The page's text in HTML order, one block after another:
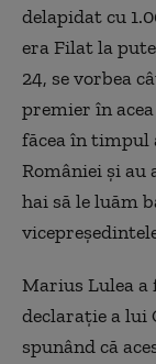
delapidat cu
era Filat la
24, se vorbea
premier în
făcea în timpul
României și au
hai să le luăm
Marius Lulea
declarație a lui
spunând că